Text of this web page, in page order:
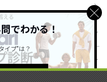
でわかる！
イプ"は？
ら ＞